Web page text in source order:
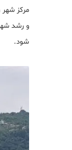
مرکز
و رشد
شود.